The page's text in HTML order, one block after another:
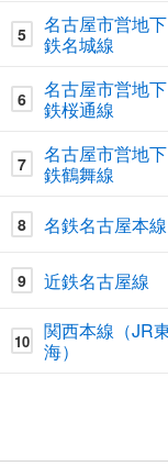
5
名古屋市営地下
鉄名城線
6
名古屋市営地下
鉄桜通線
7
名古屋市営地下
鉄鶴舞線
8 名鉄名古屋本線
9 近鉄名古屋線
10
関西本線（JR
海）